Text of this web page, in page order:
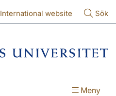
International website Sök
Meny